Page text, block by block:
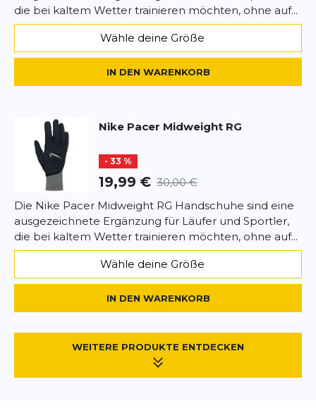
die bei kaltem Wetter trainieren möchten, ohne auf...
Wähle deine Größe
IN DEN WARENKORB
Nike Pacer Midweight RG
- 33 %
19,99 € 30,00 €
Die Nike Pacer Midweight RG Handschuhe sind eine
ausgezeichnete Ergänzung für Läufer und Sportler,
die bei kaltem Wetter trainieren möchten, ohne auf...
Wähle deine Größe
IN DEN WARENKORB
WEITERE PRODUKTE ENTDECKEN